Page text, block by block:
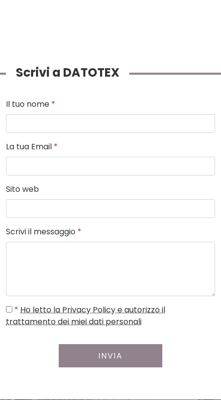
Scrivi a DATOTEX
Il tuo nome *
La tua Email *
Sito web
Scrivi il messaggio *
* Ho letto la Privacy Policy e autorizzo il
trattamento dei miei dati personali
INVIA